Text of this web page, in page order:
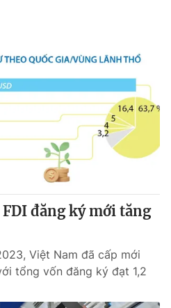
thức nếu không có sự chấp
VTV.vn khi phát hành lại
đăng ký mới tăng
Việt Nam đã cấp mới
tổng vốn đăng ký đạt 1,2